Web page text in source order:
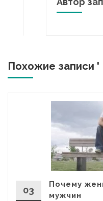
Похожие записи '
03
Почему
мужчин